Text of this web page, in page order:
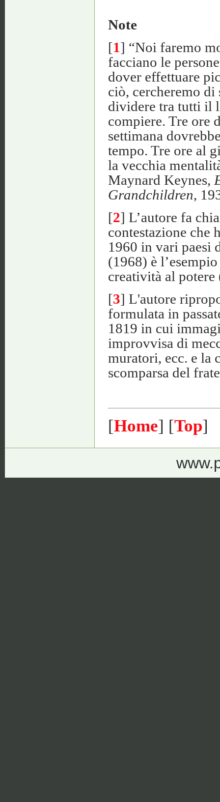
Note
[1] “Noi faremo
facciano le
dover effettuare
ciò, cercheremo
dividere tra tutti il
compiere. Tre ore
settimana
tempo. Tre ore al
la vecchia
Maynard Keynes,
Grandchildren,
[2] L’autore fa
contestazione che
1960 in vari paesi
(1968) è
creatività al potere
[3] L'autore
formulata in
1819 in cui
improvvisa di
muratori, ecc. e la
scomparsa del
[Home] [Top]